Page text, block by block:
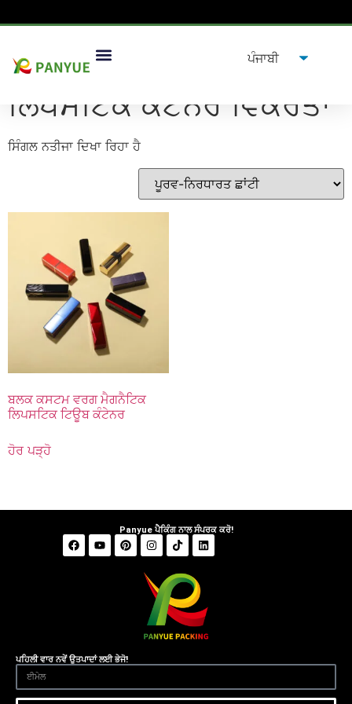
ਘਰ/ਉਤਪਾਦ / ਟੈਗ ਕੀਤੇ ਉਤਪਾਦ "ਲਿਪਸਟਿਕ ਕੰਟੇਨਰ ਵਿਕਰੇਤਾ”
ਲਿਪਸਟਿਕ ਕੰਟੇਨਰ ਵਿਕਰੇਤਾ
ਸਿੰਗਲ ਨਤੀਜਾ ਦਿਖਾ ਰਿਹਾ ਹੈ
ਬਲਕ ਕਸਟਮ ਵਰਗ ਮੈਗਨੈਟਿਕ
ਲਿਪਸਟਿਕ ਟਿਊਬ ਕੰਟੇਨਰ
ਹੋਰ ਪੜ੍ਹੋ
Panyue ਪੈਕਿੰਗ ਨਾਲ ਸੰਪਰਕ ਕਰੋ!
ਪਹਿਲੀ ਵਾਰ ਨਵੇਂ ਉਤਪਾਦਾਂ ਲਈ ਭੇਜੋ!